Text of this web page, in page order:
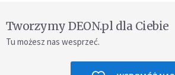
Tworzymy DEON.pl dla Ciebie
Tu możesz nas wesprzeć.